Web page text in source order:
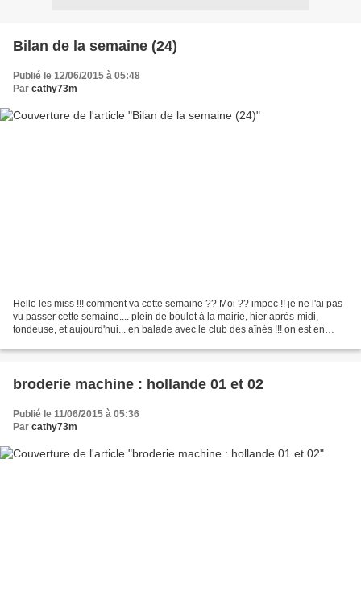
Bilan de la semaine (24)
Publié le 12/06/2015 à 05:48
Par cathy73m
Hello les miss !!! comment va cette semaine ?? Moi ?? impec !! je ne l'ai pas
vu passer cette semaine.... plein de boulot à la mairie, hier après-midi,
tondeuse, et aujourd'hui... en balade avec le club des aînés !!! on est en
broderie machine : hollande 01 et 02
Publié le 11/06/2015 à 05:36
Par cathy73m